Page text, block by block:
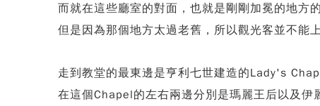
而就在這些廳室的對面，也就是剛剛加冕的地方
但是因為那個地方太過老舊，所以觀光客並不能上
走到教堂的最東邊是亨利七世建造的Lady's
在這個Chapel的左右兩邊分別是瑪麗王后以及伊